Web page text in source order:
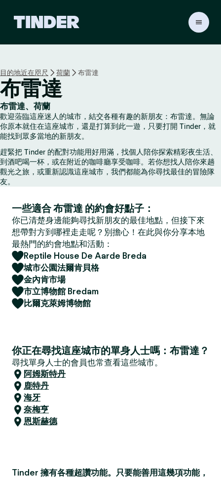
r
目的地近在咫尺 荷蘭 布雷達
布雷達
布雷達、荷蘭
歡迎蒞臨這座迷人的城市，結交各種有趣的新朋友：布雷達。無論
你原本就住在這座城市，還是打算到此一遊，只要打開 Tinder，就
能找到眾多當地的新朋友。
趕緊把 Tinder 的配對功能用好用滿，找個人陪你探索精彩夜生活、
到酒吧喝一杯，或在附近的咖啡廳享受咖啡。若你想找人陪你來趟
觀光之旅，或重新認識這座城市，我們都能為你尋找最佳的冒險隊
友。
一些適合 布雷達 的約會好點子：
你已清楚身邊能夠尋找新朋友的最佳地點，但接下來
想帶對方到哪裡走走呢？別擔心！在此與你分享本地
最熱門的約會地點和活動：
Reptile House De Aarde Breda
城市公園法爾肯貝格
金內肯市場
市立博物館 Bredam
比爾克萊姆博物館
你正在尋找這座城市的單身人士嗎：布雷達？
尋找單身人士的會員也常查看這些城市。
阿姆斯特丹
鹿特丹
海牙
奈梅亨
恩斯赫德
Tinder 擁有各種超讚功能。只要能善用這幾項功能，